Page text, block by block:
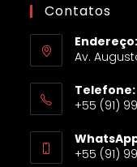
Contatos
Endereço:
Av.
Telefone:
+55 (91)
+55 (91)